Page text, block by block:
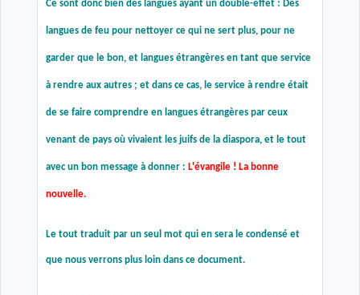
Ce sont donc bien des langues ayant un double-effet : Des
langues de feu pour nettoyer ce qui ne sert plus, pour ne
garder que le bon, et langues étrangères en tant que service
à rendre aux autres ; et dans ce cas, le service à rendre était
de se faire comprendre en langues étrangères par ceux
venant de pays où vivaient les juifs de la diaspora, et le tout
avec un bon message à donner : L'évangile ! La bonne
nouvelle.
Le tout traduit par un seul mot qui en sera le condensé et
que nous verrons plus loin dans ce document.